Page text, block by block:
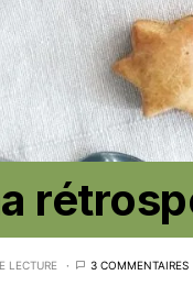
LECTURE 3 COMMENTAIRES